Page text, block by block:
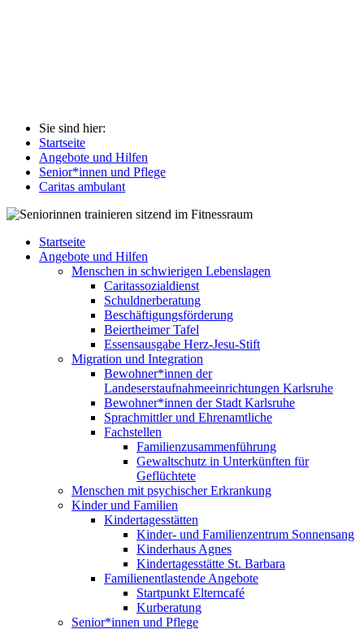
Sie sind hier:
Startseite
Angebote und Hilfen
Senior*innen und Pflege
Caritas ambulant
Startseite
Angebote und Hilfen
Menschen in schwierigen Lebenslagen
Caritassozialdienst
Schuldnerberatung
Beschäftigungsförderung
Beiertheimer Tafel
Essensausgabe Herz-Jesu-Stift
Migration und Integration
Bewohner*innen der
Landeserstaufnahmeeinrichtungen Karlsruhe
Bewohner*innen der Stadt Karlsruhe
Sprachmittler und Ehrenamtliche
Fachstellen
Familienzusammenführung
Gewaltschutz in Unterkünften für
Geflüchtete
Menschen mit psychischer Erkrankung
Kinder und Familien
Kindertagesstätten
Kinder- und Familienzentrum Sonnensang
Kinderhaus Agnes
Kindertagesstätte St. Barbara
Familienentlastende Angebote
Startpunkt Elterncafé
Kurberatung
Senior*innen und Pflege